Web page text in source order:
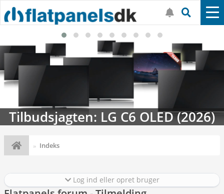
Tilbudsjagten: LG C6 OLED (2026)
Indeks
Log ind eller opret bruger